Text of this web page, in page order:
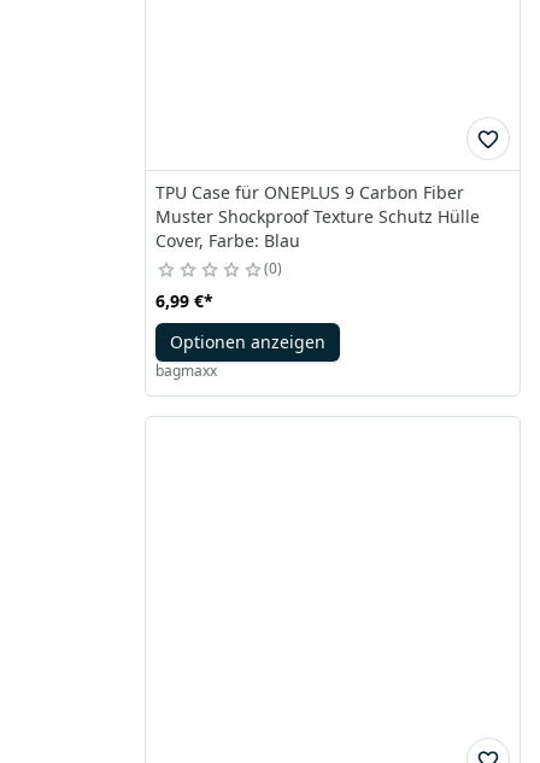
TPU Case für ONEPLUS 9 Carbon Fiber
Muster Shockproof Texture Schutz Hülle
Cover, Farbe: Blau
0
6,99 €*
Optionen anzeigen
bagmaxx